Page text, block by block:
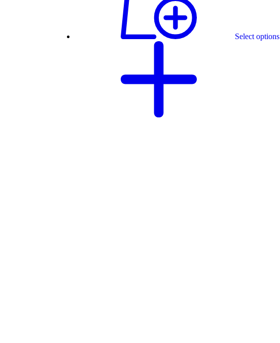
Select options